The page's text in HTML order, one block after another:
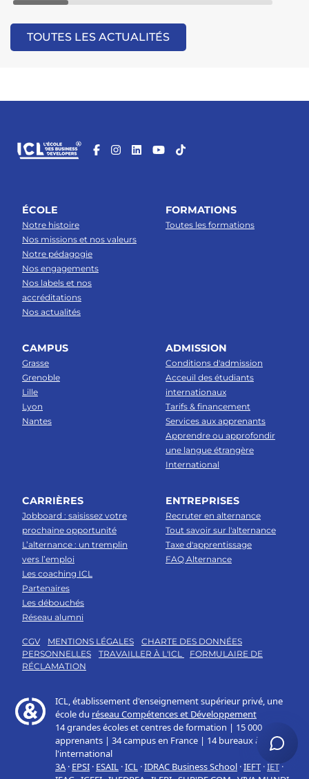
TOUTES LES ACTUALITÉS
ÉCOLE
Notre histoire
Nos missions et nos valeurs
Notre pédagogie
Nos engagements
Nos labels et nos
accréditations
Nos actualités
FORMATIONS
Toutes les formations
CAMPUS
Grasse
Grenoble
Lille
Lyon
Nantes
ADMISSION
Conditions d'admission
Acceuil des étudiants
internationaux
Tarifs & financement
Services aux apprenants
Apprendre ou approfondir
une langue étrangère
International
CARRIÈRES
Jobboard : saisissez votre
prochaine opportunité
L’alternance : un tremplin
vers l’emploi
Les coaching ICL
Partenaires
Les débouchés
Réseau alumni
ENTREPRISES
Recruter en alternance
Tout savoir sur l'alternance
Taxe d'apprentissage
FAQ Alternance
CGV MENTIONS LÉGALES
CHARTE DES DONNÉES
PERSONNELLES
TRAVAILLER À L'ICL
FORMULAIRE DE
RÉCLAMATION